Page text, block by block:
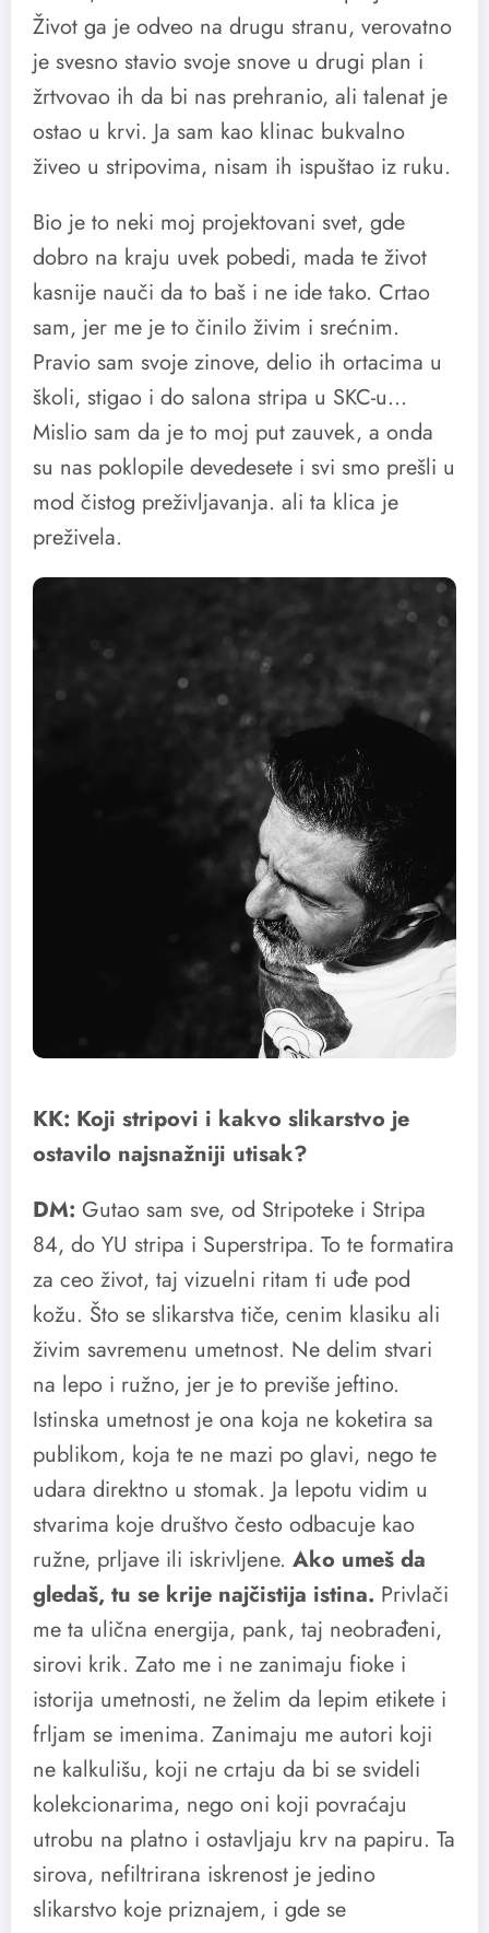
Život ga je odveo na drugu stranu, verovatno
je svesno stavio svoje snove u drugi plan i
žrtvovao ih da bi nas prehranio, ali talenat je
ostao u krvi. Ja sam kao klinac bukvalno
živeo u stripovima, nisam ih ispuštao iz ruku.
Bio je to neki moj projektovani svet, gde
dobro na kraju uvek pobedi, mada te život
kasnije nauči da to baš i ne ide tako. Crtao
sam, jer me je to činilo živim i srećnim.
Pravio sam svoje zinove, delio ih ortacima u
školi, stigao i do salona stripa u SKC-u…
Mislio sam da je to moj put zauvek, a onda
su nas poklopile devedesete i svi smo prešli u
mod čistog preživljavanja. ali ta klica je
preživela.
KK: Koji stripovi i kakvo slikarstvo je
ostavilo najsnažniji utisak?
DM: Gutao sam sve, od Stripoteke i Stripa
84, do YU stripa i Superstripa. To te formatira
za ceo život, taj vizuelni ritam ti uđe pod
kožu. Što se slikarstva tiče, cenim klasiku ali
živim savremenu umetnost. Ne delim stvari
na lepo i ružno, jer je to previše jeftino.
Istinska umetnost je ona koja ne koketira sa
publikom, koja te ne mazi po glavi, nego te
udara direktno u stomak. Ja lepotu vidim u
stvarima koje društvo često odbacuje kao
ružne, prljave ili iskrivljene. Ako umeš da
gledaš, tu se krije najčistija istina. Privlači
me ta ulična energija, pank, taj neobrađeni,
sirovi krik. Zato me i ne zanimaju fioke i
istorija umetnosti, ne želim da lepim etikete i
frljam se imenima. Zanimaju me autori koji
ne kalkulišu, koji ne crtaju da bi se svideli
kolekcionarima, nego oni koji povraćaju
utrobu na platno i ostavljaju krv na papiru. Ta
sirova, nefiltrirana iskrenost je jedino
slikarstvo koje priznajem, i gde se